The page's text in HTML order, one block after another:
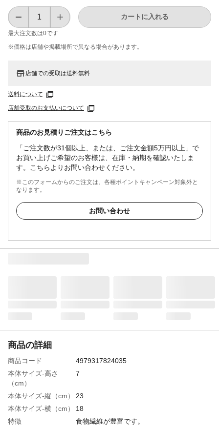
最大注文数は0です
カートに入れる
※価格は​店舗や​掲載場所で​異なる​場合が​あります。
店舗での受取は送料無料
送料について
店舗受取のお支払いについて
商品のお見積りご注文はこちら
「ご注文数が31個以上、または、ご注文金額5万円以上」で
お買い上げご希望のお客様は、在庫・納期を確認いたしま
す。こちらよりお問い合わせください。
※このフォームからのご注文は、各種ポイントキャンペーン対象外と
なります。
お問い合わせ
商品の詳細
商品コード
4979317824035
本体サイズ-高さ
（cm）
7
本体サイズ-縦（cm）
23
本体サイズ-横（cm）
18
特徴
食物繊維が豊富です。